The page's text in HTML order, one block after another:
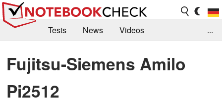
Tests News
Videos
Kaufberatung
Deals Suche
Jobs
Forum
...
Fujitsu-Siemens Amilo
Pi2512